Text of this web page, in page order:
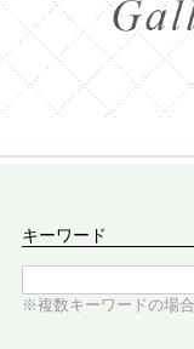
キーワード
※複数キーワードの場